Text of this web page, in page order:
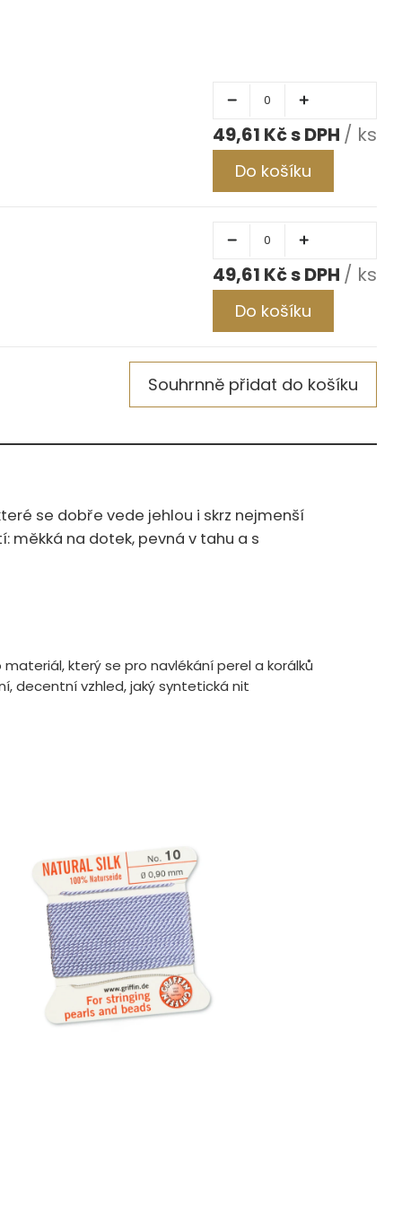
49,61 Kč / ks
Do košíku
49,61 Kč / ks
Do košíku
Souhrnně přidat do košíku
se dobře vede jehlou i skrz nejmenší
měkká na dotek, pevná v tahu a s
který se pro navlékání perel a korálků
decentní vzhled, jaký syntetická nit